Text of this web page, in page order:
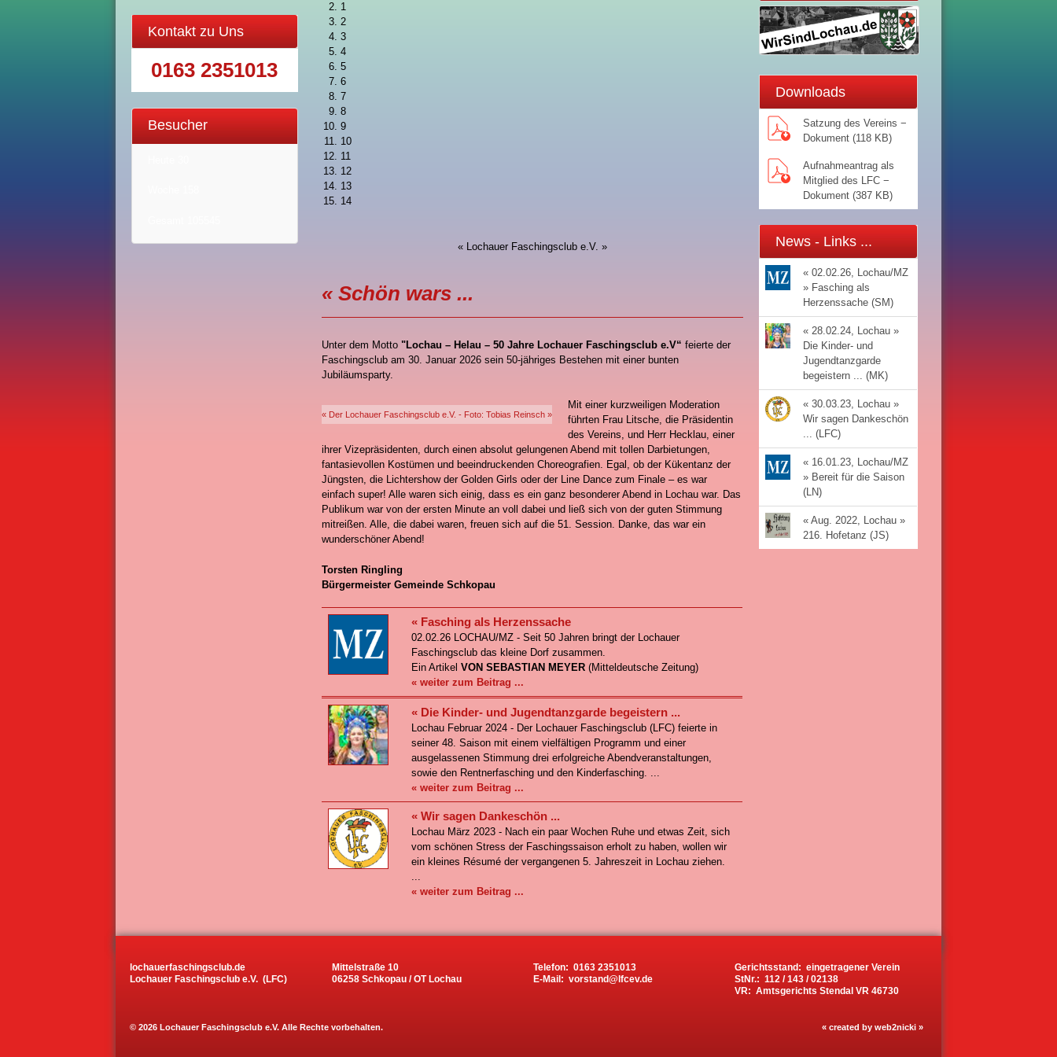
Kontakt zu Uns
0163 2351013
Besucher
1
2
3
4
5
6
7
8
9
10
11
12
13
14
« Lochauer Faschingsclub e.V. »
« Schön wars ...
Unter dem Motto"Lochau – Helau – 50 Jahre Lochauer Faschingsclub e.V“ feierte der
Faschingsclub am 30. Januar 2026 sein 50-jähriges Bestehen mit einer bunten
Jubiläumsparty.
« Der Lochauer Faschingsclub e.V. - Foto: Tobias Reinsch »
Mit einer kurzweiligen Moderation
führten Frau Litsche, die Präsidentin
des Vereins, und Herr Hecklau, einer
ihrer Vizepräsidenten, durch einen absolut gelungenen Abend mit tollen Darbietungen,
fantasievollen Kostümen und beeindruckenden Choreografien. Egal, ob der Kükentanz der
Jüngsten, die Lichtershow der Golden Girls oder der Line Dance zum Finale – es war
einfach super! Alle waren sich einig, dass es ein ganz besonderer Abend in Lochau war. Das
Publikum war von der ersten Minute an voll dabei und ließ sich von der guten Stimmung
mitreißen. Alle, die dabei waren, freuen sich auf die 51. Session. Danke, das war ein
wunderschöner Abend!
Torsten Ringling
Bürgermeister Gemeinde Schkopau
« Fasching als Herzenssache
02.02.26 LOCHAU/MZ - Seit 50 Jahren bringt der Lochauer
Faschingsclub das kleine Dorf zusammen.
Ein ArtikelVON SEBASTIAN MEYER (Mitteldeutsche Zeitung)
« weiter zum Beitrag ...
« Die Kinder- und Jugendtanzgarde begeistern ...
Lochau Februar 2024 - Der Lochauer Faschingsclub (LFC) feierte in
seiner 48. Saison mit einem vielfältigen Programm und einer
ausgelassenen Stimmung drei erfolgreiche Abendveranstaltungen,
sowie den Rentnerfasching und den Kinderfasching. ...
« weiter zum Beitrag ...
« Wir sagen Dankeschön ...
Lochau März 2023 - Nach ein paar Wochen Ruhe und etwas Zeit, sich
vom schönen Stress der Faschingssaison erholt zu haben, wollen wir
ein kleines Résumé der vergangenen 5. Jahreszeit in Lochau ziehen.
« weiter zum Beitrag ...
Downloads
Satzung des Vereins −
Dokument (118 KB)
Aufnahmeantrag als
Mitglied des LFC −
Dokument (387 KB)
News - Links ...
« 02.02.26, Lochau/MZ
» Fasching als
Herzenssache (SM)
« 28.02.24, Lochau »
Die Kinder- und
Jugendtanzgarde
begeistern ... (MK)
« 30.03.23, Lochau »
Wir sagen Dankeschön
... (LFC)
« 16.01.23, Lochau/MZ
» Bereit für die Saison
(LN)
« Aug. 2022, Lochau »
216. Hofetanz (JS)
lochauerfaschingsclub.de
Lochauer Faschingsclub e.V. (LFC)
Mittelstraße 10
06258 Schkopau / OT Lochau
Telefon: 0163 2351013
E-Mail: vorstand@lfcev.de
Gerichtsstand: eingetragener Verein
StNr.: 112 / 143 / 02138
VR: Amtsgerichts Stendal VR 46730
© 2026 Lochauer Faschingsclub e.V. Alle Rechte vorbehalten. « created by web2nicki »